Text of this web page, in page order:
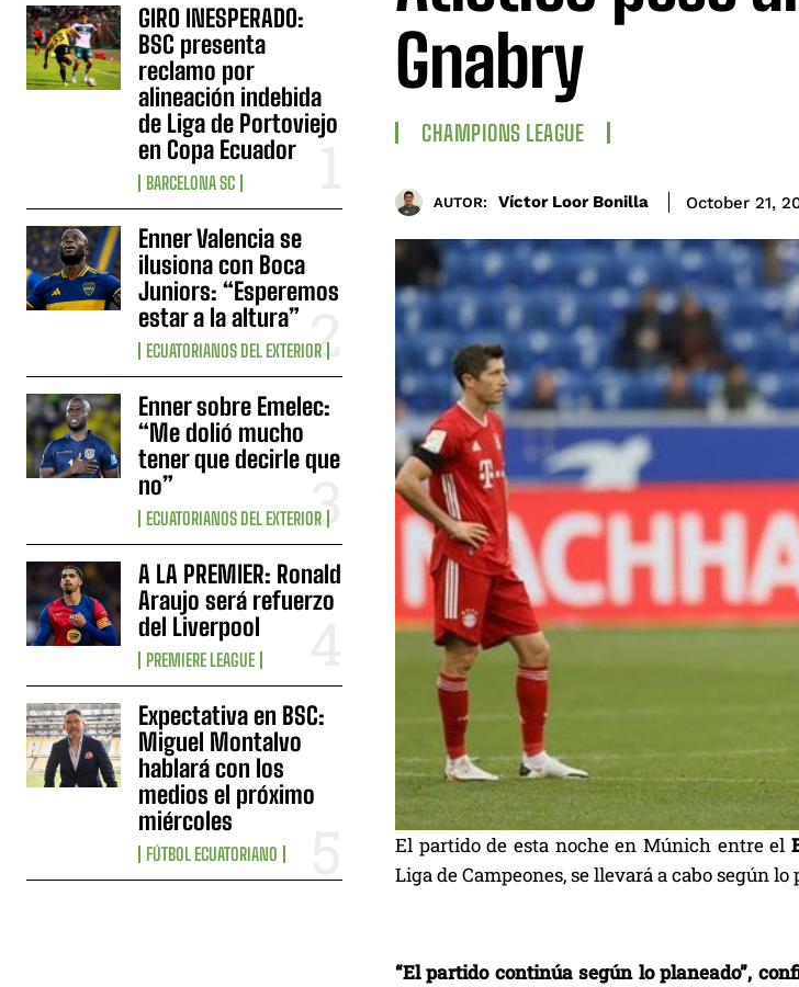
GIRO INESPERADO:
BSC presenta
reclamo por
alineación indebida
de Liga de Portoviejo
en Copa Ecuador
BARCELONA SC
Enner Valencia se
ilusiona con Boca
Juniors: “Esperemos
estar a la altura”
ECUATORIANOS DEL EXTERIOR
Enner sobre Emelec:
“Me dolió mucho
tener que decirle que
no”
ECUATORIANOS DEL EXTERIOR
A LA PREMIER: Ronald
Araujo será refuerzo
del Liverpool
PREMIERE LEAGUE
Expectativa en BSC:
Miguel Montalvo
hablará con los
medios el próximo
miércoles
FÚTBOL ECUATORIANO
Gnabry
CHAMPIONS LEAGUE
AUTOR: Víctor Loor Bonilla October 21,
El partido de esta noche en Múnich entre el
Liga de Campeones, se llevará a cabo según
“El partido continúa según lo planeado”,